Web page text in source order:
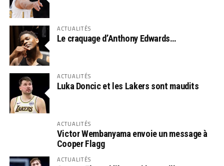
ACTUALITÉS
Le craquage d’Anthony Edwards…
ACTUALITÉS
Luka Doncic et les Lakers sont maudits
ACTUALITÉS
Victor Wembanyama envoie un message à
Cooper Flagg
ACTUALITÉS